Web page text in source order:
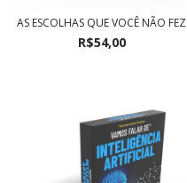
AS ESCOLHAS QUE VOCÊ NÃO FEZ
R$54,00